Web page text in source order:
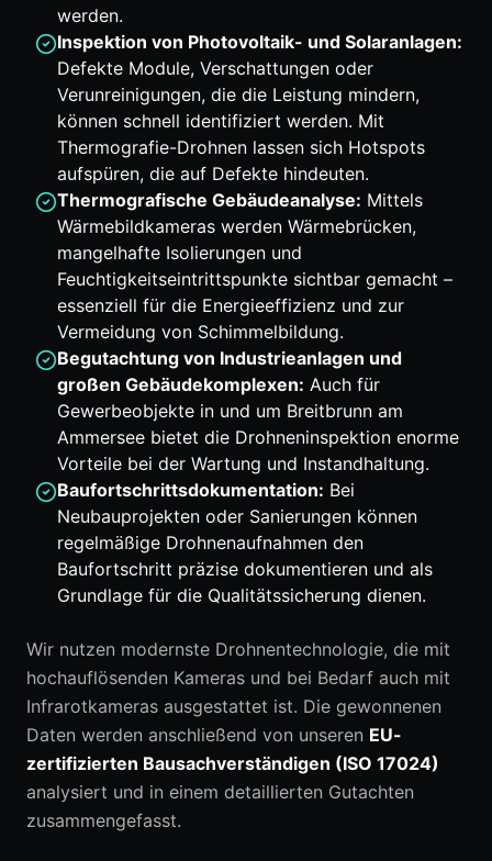
werden.
Inspektion von Photovoltaik- und Solaranlagen:
Defekte Module, Verschattungen oder
Verunreinigungen, die die Leistung mindern,
können schnell identifiziert werden. Mit
Thermografie-Drohnen lassen sich Hotspots
aufspüren, die auf Defekte hindeuten.
Thermografische Gebäudeanalyse: Mittels
Wärmebildkameras werden Wärmebrücken,
mangelhafte Isolierungen und
Feuchtigkeitseintrittspunkte sichtbar gemacht –
essenziell für die Energieeffizienz und zur
Vermeidung von Schimmelbildung.
Begutachtung von Industrieanlagen und
großen Gebäudekomplexen: Auch für
Gewerbeobjekte in und um Breitbrunn am
Ammersee bietet die Drohneninspektion enorme
Vorteile bei der Wartung und Instandhaltung.
Baufortschrittsdokumentation: Bei
Neubauprojekten oder Sanierungen können
regelmäßige Drohnenaufnahmen den
Baufortschritt präzise dokumentieren und als
Grundlage für die Qualitätssicherung dienen.
Wir nutzen modernste Drohnentechnologie, die mit
hochauflösenden Kameras und bei Bedarf auch mit
Infrarotkameras ausgestattet ist. Die gewonnenen
Daten werden anschließend von unseren EU-
zertifizierten Bausachverständigen (ISO 17024)
analysiert und in einem detaillierten Gutachten
zusammengefasst.